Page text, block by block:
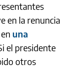
en la renuncia
una
el presidente
otros